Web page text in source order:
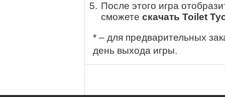
После этого игра
сможете скачать Toilet
* – для предварительных
день выхода игры.